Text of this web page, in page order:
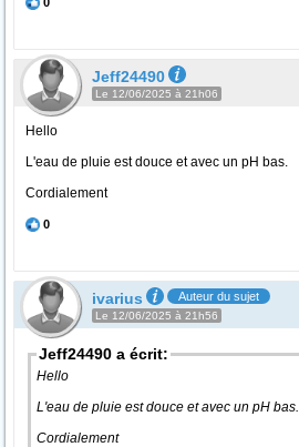
Jeff24490
Le 12/06/2025 à 21h06
Hello
L'eau de pluie est douce et avec un pH bas.
Cordialement
0
ivarius Auteur du sujet
Le 12/06/2025 à 21h56
Jeff24490 a écrit:
Hello
L'eau de pluie est douce et avec un pH bas.
Cordialement